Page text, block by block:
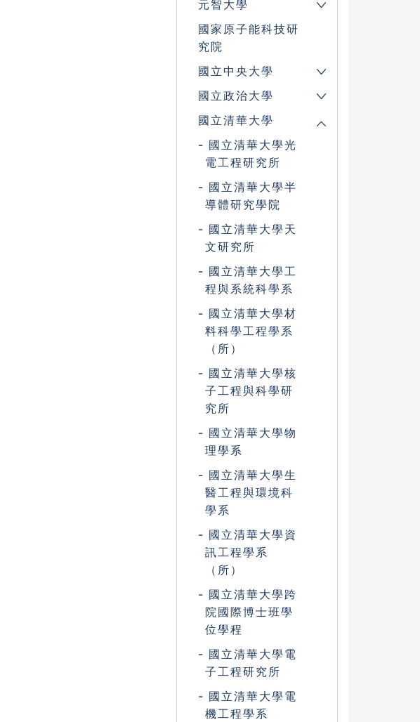
元智大學
國家原子能科技研
究院
國立中央大學
國立政治大學
國立清華大學
國立清華大學光
電工程研究所
國立清華大學半
導體研究學院
國立清華大學天
文研究所
國立清華大學工
程與系統科學系
國立清華大學材
料科學工程學系
（所）
國立清華大學核
子工程與科學研
究所
國立清華大學物
理學系
國立清華大學生
醫工程與環境科
學系
國立清華大學資
訊工程學系
（所）
國立清華大學跨
院國際博士班學
位學程
國立清華大學電
子工程研究所
國立清華大學電
機工程學系